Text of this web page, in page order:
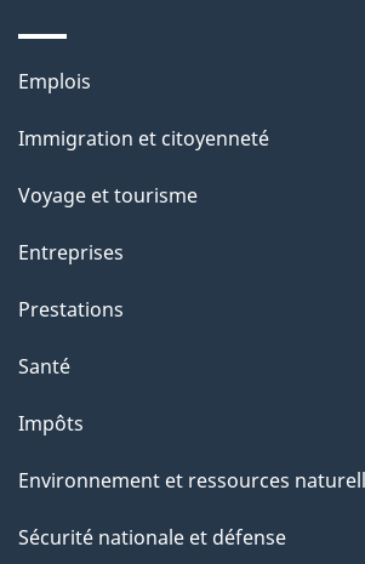
e
Thèmes
sujets
Emplois
Immigration et citoyenneté
Voyage et tourisme
Entreprises
Prestations
Santé
Impôts
Environnement et ressources
Sécurité nationale et défense